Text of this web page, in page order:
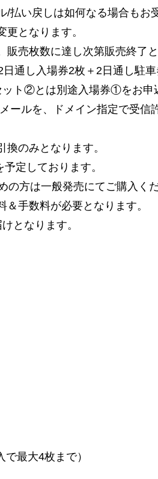
い戻しは如何なる場合もお
となります。
売枚数に達し次第販売終了
し入場券2枚＋2日通し駐
ト②とは別途入場券①をお申
ールを、ドメイン指定で受信
のみとなります。
定しております。
方は一般発売にてご購入くだ
手数料が必要となります。
となります。
最大4枚まで）